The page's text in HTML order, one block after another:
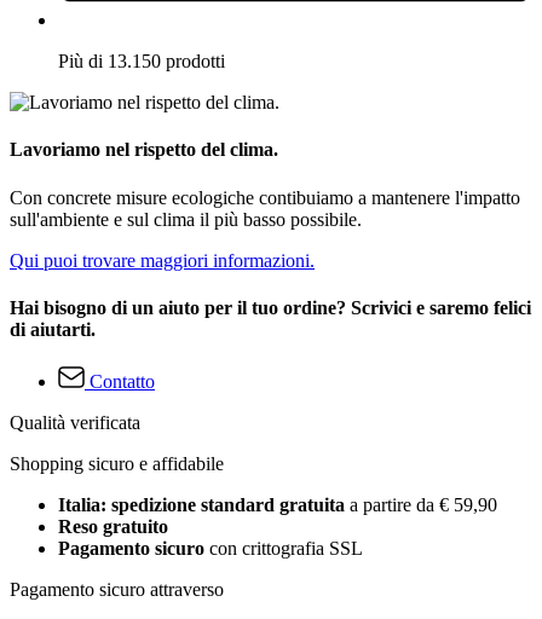
Più di 13.150 prodotti
Lavoriamo nel rispetto del clima.
Con concrete misure ecologiche contibuiamo a mantenere l'impatto
sull'ambiente e sul clima il più basso possibile.
Qui puoi trovare maggiori informazioni.
Hai bisogno di un aiuto per il tuo ordine? Scrivici e saremo felici
di aiutarti.
Contatto
Qualità verificata
Shopping sicuro e affidabile
Italia: spedizione standard gratuita a partire da € 59,90
Reso gratuito
Pagamento sicuro con crittografia SSL
Pagamento sicuro attraverso